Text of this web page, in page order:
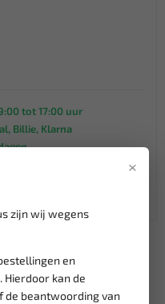
×
zijn wij wegens
en
kan de
de beantwoording van
tot 17:00 uur
Billie, Klarna